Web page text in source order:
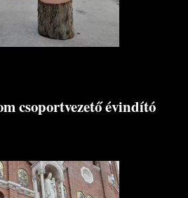
csoportvezető évindító